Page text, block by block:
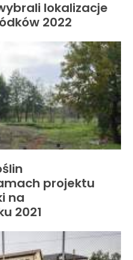
lokalizacje
2022
projektu
na
2021